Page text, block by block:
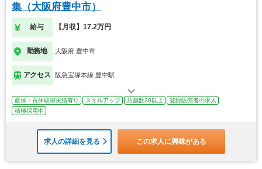
集（大阪府豊中市）
給与 【月収】17.2万円
勤務地 大阪府 豊中市
アクセス 阪急宝塚本線 豊中駅
産休・育休取得実績有り スキルアップ 店舗数30以上
登録販売者の求人
積極採用中
求人の詳細を見る この求人に興味がある